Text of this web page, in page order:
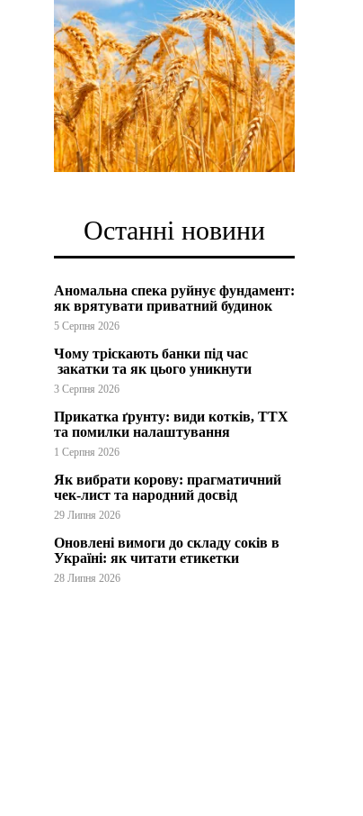
Останні новини
Аномальна спека руйнує фундамент:
як врятувати приватний будинок
5 Серпня 2026
Чому тріскають банки під час
закатки та як цього уникнути
3 Серпня 2026
Прикатка ґрунту: види котків, ТТХ
та помилки налаштування
1 Серпня 2026
Як вибрати корову: прагматичний
чек-лист та народний досвід
29 Липня 2026
Оновлені вимоги до складу соків в
Україні: як читати етикетки
28 Липня 2026